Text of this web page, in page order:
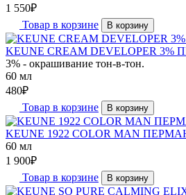
1 550₽
Товар в корзине
В корзину
KEUNE CREAM DEVELOPER 3%
3% - окрашивание тон-в-тон.
60 мл
480₽
Товар в корзине
В корзину
KEUNE 1922 COLOR MAN
60 мл
1 900₽
Товар в корзине
В корзину